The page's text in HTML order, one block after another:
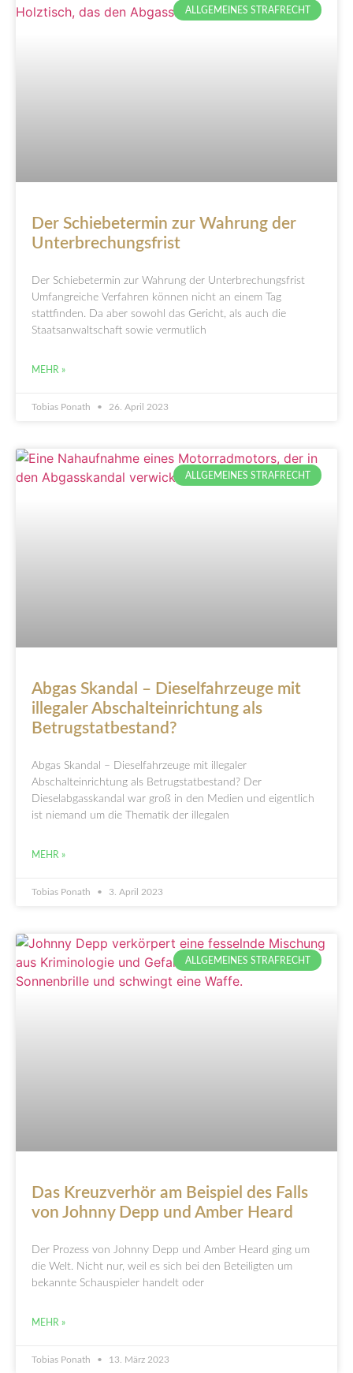
ALLGEMEINES STRAFRECHT
Der Schiebetermin zur Wahrung der
Unterbrechungsfrist
Der Schiebetermin zur Wahrung der Unterbrechungsfrist
Umfangreiche Verfahren können nicht an einem Tag
stattfinden. Da aber sowohl das Gericht, als auch die
Staatsanwaltschaft sowie vermutlich
MEHR »
Tobias Ponath 26. April 2023
ALLGEMEINES STRAFRECHT
Abgas Skandal – Dieselfahrzeuge mit
illegaler Abschalteinrichtung als
Betrugstatbestand?
Abgas Skandal – Dieselfahrzeuge mit illegaler
Abschalteinrichtung als Betrugstatbestand? Der
Dieselabgasskandal war groß in den Medien und eigentlich
ist niemand um die Thematik der illegalen
MEHR »
Tobias Ponath 3. April 2023
ALLGEMEINES STRAFRECHT
Das Kreuzverhör am Beispiel des Falls
von Johnny Depp und Amber Heard
Der Prozess von Johnny Depp und Amber Heard ging um
die Welt. Nicht nur, weil es sich bei den Beteiligten um
bekannte Schauspieler handelt oder
MEHR »
Tobias Ponath 13. März 2023